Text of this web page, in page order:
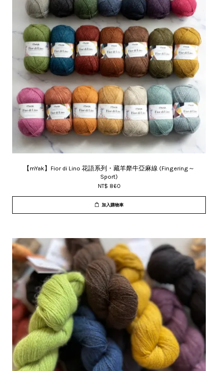
【mYak】Fior di Lino 花語系列・藏羊犛牛亞麻線 (Fingering～
Sport)
NT$ 860
加入購物車